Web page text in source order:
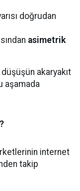
doğrudan
asimetrik
akaryakıt
aşamada
internet
takip